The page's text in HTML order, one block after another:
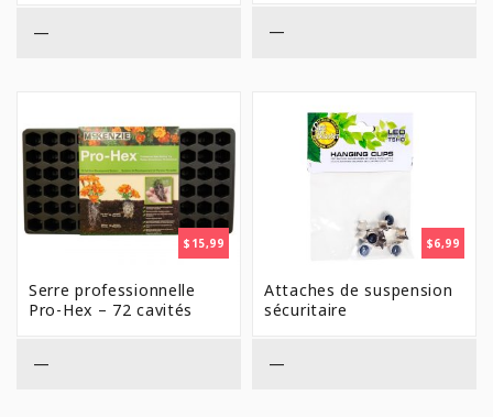
— —
$ 15,99
Serre professionnelle
Pro-Hex – 72 cavités
—
$6,99
Attaches de suspension
sécuritaire
—